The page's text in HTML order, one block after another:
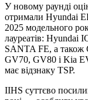
У новому раунді
отримали Hyundai
2025 модельного
лауреатів:
SANTA FE, а також
GV70, GV80 і Kia
має відзнаку TSP.
IIHS суттєво